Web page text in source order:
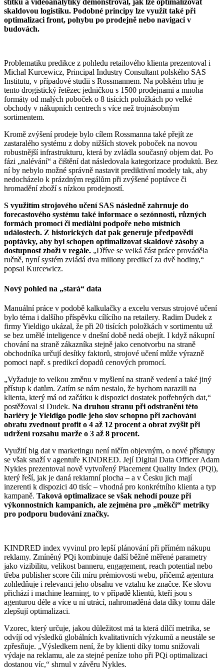
štítků a videoanalytiky demonstroval, jak lze optimalizovat
skaldovou logistiku. Podobné principy lze využít také při
optimalizaci front, pohybu po prodejně nebo navigaci v
budovách.
Problematiku predikce z pohledu retailového klienta prezentoval i
Michal Kurcewicz, Principal Industry Consultant polského SAS
Institutu, v případové studii s Rossmannem. Na polském trhu je
tento drogistický řetězec jedničkou s 1500 prodejnami a mnoha
formáty od malých poboček o 8 tisících položkách po velké
obchody v nákupních centrech s více než trojnásobným
sortimentem.
Kromě zvýšení prodeje bylo cílem Rossmanna také přejít ze
zastaralého systému z doby nižších stovek poboček na novou
robustnější infrastrukturu, která by zvládla současný objem dat. Po
fázi „nalévání“ a čištění dat následovala kategorizace produktů. Bez
ní by nebylo možné správně nastavit prediktivní modely tak, aby
nedocházelo k prázdným regálům při zvýšené poptávce či
hromadění zboží s nízkou prodejností.
S využitím strojového učení SAS následně zahrnuje do
forecastového systému také informace o sezónnosti, různých
formách promocí či mediální podpoře nebo místních
událostech. Z historických dat pak generuje předpovědi
poptávky, aby byl schopen optimalizovat skaldové zásoby a
dostupnost zboží v regále. „Dříve se velká část práce prováděla
ručně, nyní systém zvládá dva miliony predikcí za dvě hodiny,“
popsal Kurcewicz.
Nový pohled na „stará“ data
Manuální práce v podobě kalkulačky a excelu versus strojové učení
bylo téma i dalšího příspěvku cílícího na retailery. Radim Dudek z
firmy Yieldigo ukázal, že při 20 tisících položkách v sortimentu už
se bez umělé inteligence v dnešní době nedá obejít. I když nákupní
chování na straně zákazníka stejně jako cenotvorbu na straně
obchodníka určují desítky faktorů, strojové učení může výrazně
pomoci např. s predikcí dopadů cenových promocí.
„Vyžaduje to velkou změnu v myšlení na straně vedení a také jiný
přístup k datům. Zatím se nám nestalo, že bychom narazili na
klienta, který má od začátku k dispozici dostatek potřebných dat,“
postěžoval si Dudek. Na druhou stranu při odstranění této
bariéry je Yieldigo podle jeho slov schopno při zachování
obratu zvednout profit o 4 až 12 procent a obrat zvýšit při
udržení rozsahu marže o 3 až 8 procent.
Využití big dat v marketingu není ničím objevným, o nové přístupy
se však snaží v agentuře KINDRED. Její Digital Data Officer Adam
Nykles prezentoval nově vytvořený Placement Quality Index (PQi),
který řeší, jak je daná reklamní plocha – a v Česku jich mají
inzerenti k dispozici 40 tisíc – vhodná pro konkrétního klienta a typ
kampaně. Taková optimalizace se však nehodí pouze při
výkonnostních kampaních, ale zejména pro „měkčí“ metriky
pro podporu budování značky.
KINDRED index vyvinul pro lepší plánování při přímém nákupu
reklamy. Zmíněný PQi kombinuje další běžně měřené parametry
jako vizibilitu, velikost banneru, engagement, reach potential nebo
třeba publisher score čili míru prémiovosti webu, přičemž agentura
zohledňuje i relevanci jeho obsahu ve vztahu ke značce. Ke slovu
přichází i machine learning, to v případě klientů, kteří jsou s
agenturou déle a více u ní utrácí, nahromaděná data díky tomu dále
zlepšují optimalizaci.
Vzorec, který určuje, jakou důležitost má ta která dílčí metrika, se
odvíjí od výsledků globálních kvalitativních výzkumů a neustále se
zpřesňuje. „Výsledkem není, že by klienti díky tomu snižovali
výdaje na reklamu, ale za stejné peníze toho při PQi optimalizaci
dostanou víc,“ shrnul v závěru Nykles.